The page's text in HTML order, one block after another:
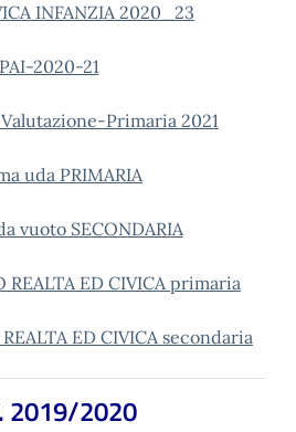
INFANZIA 2020_23
PAI-2020-21
Primaria 2021
uda PRIMARIA
vuoto SECONDARIA
REALTA ED CIVICA primaria
ED CIVICA secondaria
2019/2020